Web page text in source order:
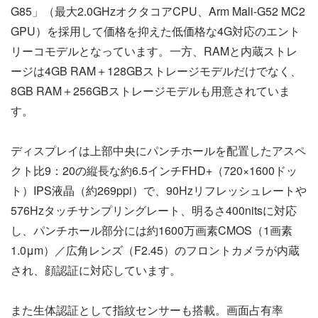
G85」（最大2.0GHzオクタコアCPU、Arm Mali-G52 MC2
GPU）を採用して価格を抑えた低価格な4G対応のエント
リーコモデルとなっています。一方、RAMと内蔵ストレ
ージは4GB RAM＋128GBストレージモデルだけでなく、
8GB RAM＋256GBストレージモデルも用意されていま
す。
ディスプレイは上部中央にパンチホールを配置したアスペ
クト比9：20の縦長な約6.5インチFHD+（720×1600ドッ
ト）IPS液晶（約269ppi）で、90Hzリフレッシュレートや
576Hzタッチサンプリングレート、明るさ400nitsに対応
し、パンチホール部分には約1600万画素CMOS（1画素
1.0μm）／広角レンズ（F2.45）のフロントカメラが内蔵
され、顔認証に対応しています。
また生体認証として指紋センサーも搭載。画面占有率